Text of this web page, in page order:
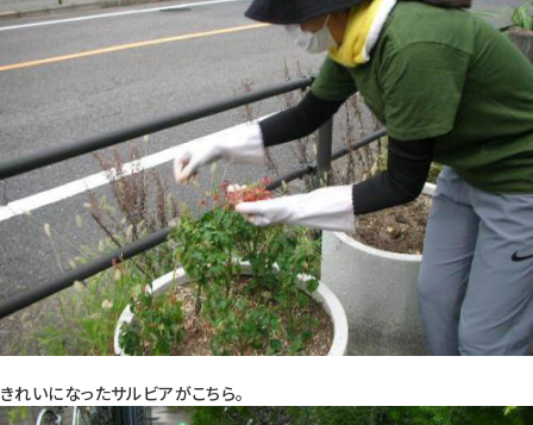
きれいになったサルビアがこちら。